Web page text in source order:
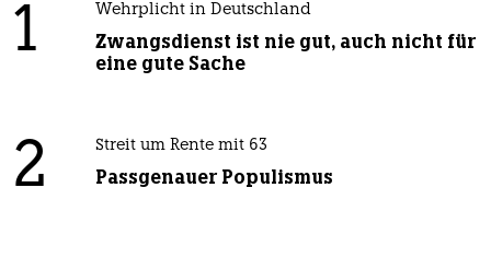
1 Wehrplicht in Deutschland
Zwangsdienst ist nie gut, auch nicht für
eine gute Sache
2 Streit um Rente mit 63
Passgenauer Populismus